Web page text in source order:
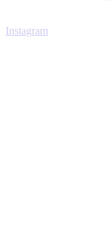
Instagram